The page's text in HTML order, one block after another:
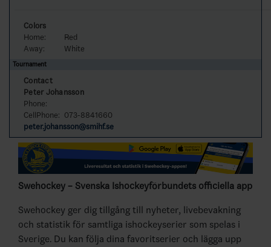
Colors
Home:
Red
Away:
White
Tournament
Contact
Peter Johansson
Phone:
CellPhone: 073-8841660
peter.johansson@smihf.se
Swehockey – Svenska Ishockeyförbundets officiella app
Swehockey ger dig tillgång till nyheter, livebevakning
och statistik för samtliga ishockeyserier som spelas i
Sverige. Du kan följa dina favoritserier och lägga upp